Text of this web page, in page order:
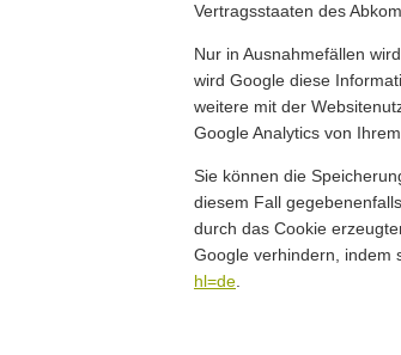
Vertragsstaaten des
Nur in Ausnahmefällen
wird Google diese
weitere mit der
Google Analytics von
Sie können die
diesem Fall
durch das Cookie
Google verhindern, indem
hl=de.